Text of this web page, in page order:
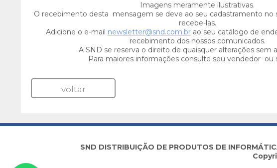
Imagens meramente ilustrativas.
O recebimento desta mensagem se deve ao seu cadastramento no
recebe-las.
Adicione o e-mail newsletter@snd.com.brao seu catálogo de
recebimento dos nossos comunicados.
A SND se reserva o direito de quaisquer alterações sem
Para maiores informações consulte seu vendedor ou
voltar
SND DISTRIBUIÇÃO DE PRODUTOS DE